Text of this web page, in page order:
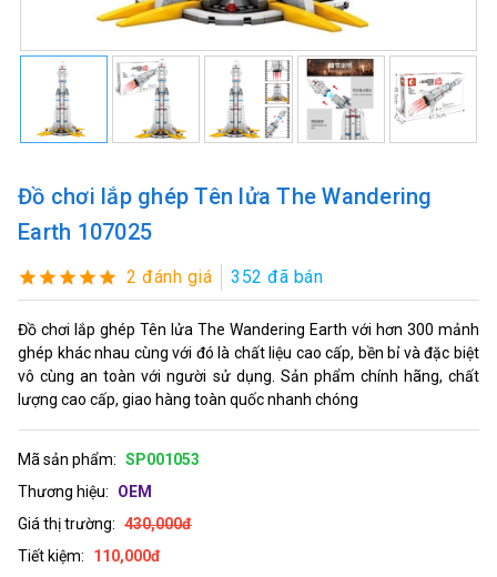
Đồ chơi lắp ghép Tên lửa The Wandering
Earth 107025
2 đánh giá 352 đã bán
Đồ chơi lắp ghép Tên lửa The Wandering Earth với hơn 300 mảnh
ghép khác nhau cùng với đó là chất liệu cao cấp, bền bỉ và đặc biệt
vô cùng an toàn với người sử dụng. Sản phẩm chính hãng, chất
lượng cao cấp, giao hàng toàn quốc nhanh chóng
Mã sản phẩm: SP001053
Thương hiệu:
OEM
Giá thị trường: 430,000đ
Tiết kiệm:
110,000đ